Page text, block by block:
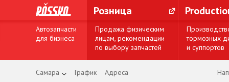
Розница
Автозапчасти
для бизнеса
Продажа физическим
лицам, рекомендации
по выбору запчастей
тормозных
и суппортов
Самара График Адреса